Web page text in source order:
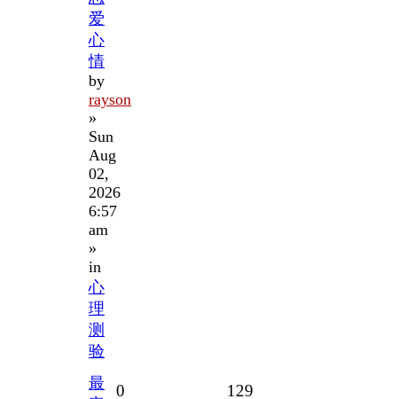
爱
心
情
by
rayson
»
Sun
Aug
02,
2026
6:57
am
»
in
心
理
测
验
最
0 129